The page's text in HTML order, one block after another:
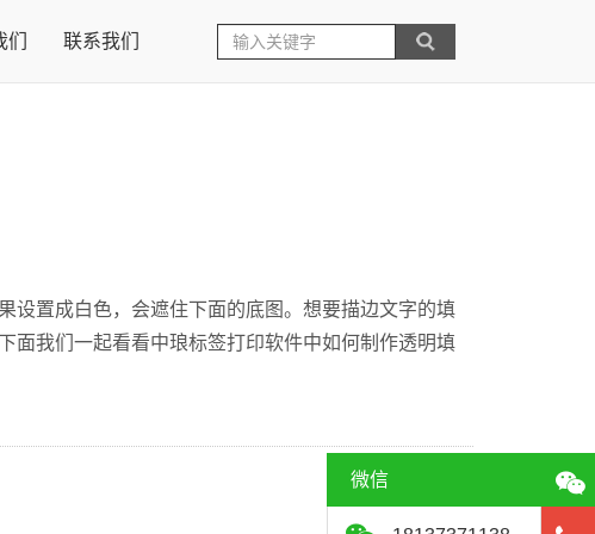
联系我们
设置成白色，会遮住下面的底图。想要描边文字的填
面我们一起看看中琅标签打印软件中如何制作透明填
微信